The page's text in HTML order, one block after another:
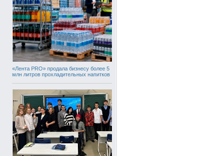
«Лента PRO» продала бизнесу более 5
млн литров прохладительных напитков